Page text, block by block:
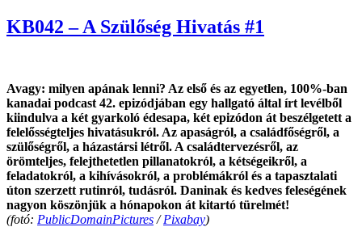
Minden
Más”
KB042 – A Szülőség Hivatás #1
Avagy: milyen apának lenni? Az első és az egyetlen, 100%-ban
kanadai podcast 42. epizódjában egy hallgató által írt levélből
kiindulva a két gyarkoló édesapa, két epizódon át beszélgetett a
felelősségteljes hivatásukról. Az apaságról, a családfőségről, a
szülőségről, a házastársi létről. A családtervezésről, az
örömteljes, felejthetetlen pillanatokról, a kétségeikről, a
feladatokról, a kihívásokról, a problémákról és a tapasztalati
úton szerzett rutinról, tudásról. Daninak és kedves feleségének
nagyon köszönjük a hónapokon át kitartó türelmét!
(fotó: PublicDomainPictures /Pixabay)